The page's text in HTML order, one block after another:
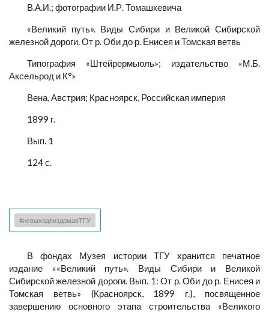
В.А.И.; фотографии И.Р. Томашкевича
«Великий путь». Виды Сибири и Великой Сибирской
железной дороги. От р. Оби до р. Енисея и Томская ветвь
Типография «Штейрермьюль»; издательство «М.Б.
Аксельрод и К°»
Вена, Австрия; Красноярск, Российская империя
1899 г.
Вып. 1
124 с.
#невыходяиздомавТГУ
В фондах Музея истории ТГУ хранится печатное
издание ««Великий путь». Виды Сибири и Великой
Сибирской железной дороги. Вып. 1: От р. Оби до р. Енисея и
Томская ветвь» (Красноярск, 1899 г.), посвященное
завершению основного этапа строительства «Великого